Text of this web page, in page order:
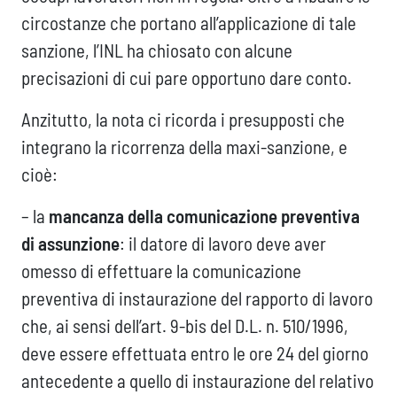
circostanze che portano all’applicazione di tale
sanzione, l’INL ha chiosato con alcune
precisazioni di cui pare opportuno dare conto.
Anzitutto, la nota ci ricorda i presupposti che
integrano la ricorrenza della maxi-sanzione, e
cioè:
– la mancanza della comunicazione preventiva
di assunzione: il datore di lavoro deve aver
omesso di effettuare la comunicazione
preventiva di instaurazione del rapporto di lavoro
che, ai sensi dell’art. 9-bis del D.L. n. 510/1996,
deve essere effettuata entro le ore 24 del giorno
antecedente a quello di instaurazione del relativo